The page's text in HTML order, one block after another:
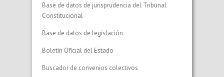
Base de datos de jurisprudencia del Tribunal
Constitucional
Base de datos de legislación
Boletín Oficial del Estado
Buscador de convenios colectivos